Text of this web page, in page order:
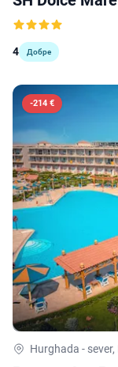
4 Добре
-214 €
Hurghada - sever,